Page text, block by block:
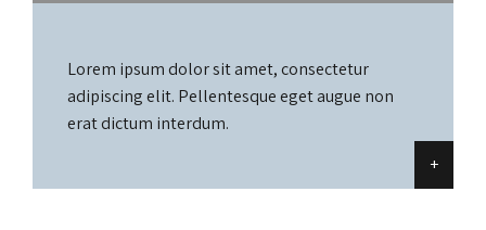
Lorem ipsum dolor sit amet, consectetur
adipiscing elit. Pellentesque eget augue non
erat dictum interdum.
+